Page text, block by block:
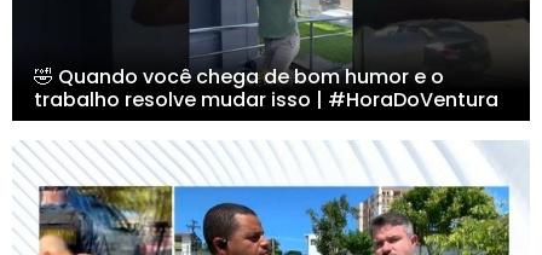
🤣 Quando você chega de bom humor e o
trabalho resolve mudar isso | #HoraDoVentura